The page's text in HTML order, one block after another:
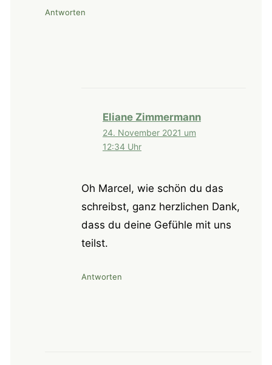
Antworten
Eliane Zimmermann
24. November 2021 um
12:34 Uhr
Oh Marcel, wie schön du das
schreibst, ganz herzlichen Dank,
dass du deine Gefühle mit uns
teilst.
Antworten